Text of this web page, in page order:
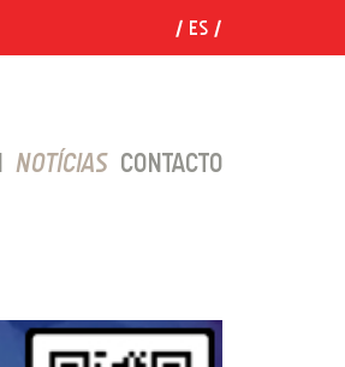
ES
NOTÍCIAS CONTACTO